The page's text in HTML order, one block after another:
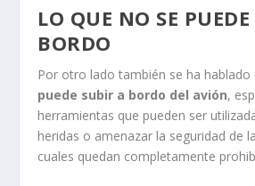
LO QUE NO SE
BORDO
Por otro lado también se ha hablado
puede subir a bordo del avión,
herramientas que pueden ser
heridas o amenazar la seguridad de
cuales quedan completamente